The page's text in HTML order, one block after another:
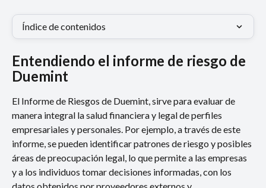
Índice de contenidos
Entendiendo el informe de riesgo de
Duemint
El Informe de Riesgos de Duemint, sirve para evaluar de
manera integral la salud financiera y legal de perfiles
empresariales y personales. Por ejemplo, a través de este
informe, se pueden identificar patrones de riesgo y posibles
áreas de preocupación legal, lo que permite a las empresas
y a los individuos tomar decisiones informadas, con los